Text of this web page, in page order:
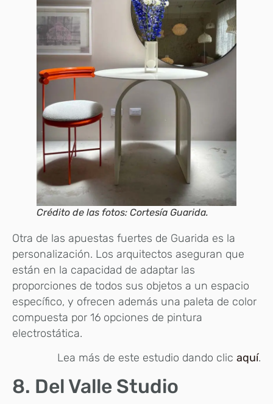
Crédito de las fotos: Cortesía Guarida.
Otra de las apuestas fuertes de Guarida es la
personalización. Los arquitectos aseguran que
están en la capacidad de adaptar las
proporciones de todos sus objetos a un espacio
específico, y ofrecen además una paleta de color
compuesta por 16 opciones de pintura
electrostática.
Lea más de este estudio dando clic aquí.
8. Del Valle Studio